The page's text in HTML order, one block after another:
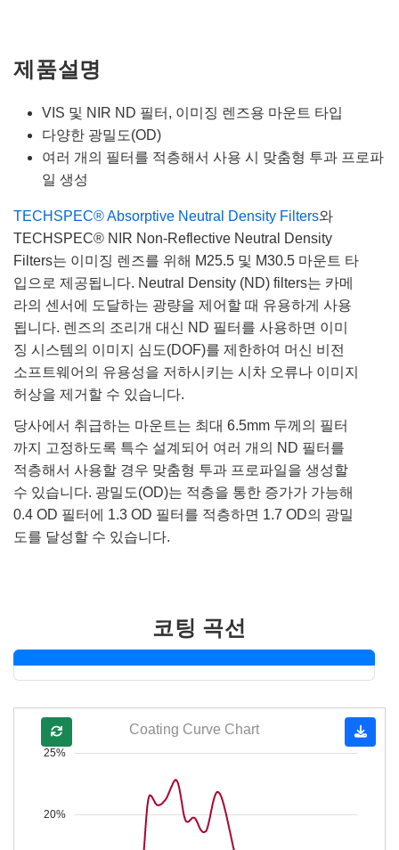
제품설명
VIS 및 NIR ND 필터, 이미징 렌즈용 마운트 타입
다양한 광밀도(OD)
여러 개의 필터를 적층해서 사용 시 맞춤형 투과 프로파
일 생성
TECHSPEC® Absorptive Neutral Density Filters와
TECHSPEC® NIR Non-Reflective Neutral Density
Filters는 이미징 렌즈를 위해 M25.5 및 M30.5 마운트 타
입으로 제공됩니다. Neutral Density (ND) filters는 카메
라의 센서에 도달하는 광량을 제어할 때 유용하게 사용
됩니다. 렌즈의 조리개 대신 ND 필터를 사용하면 이미
징 시스템의 이미지 심도(DOF)를 제한하여 머신 비전
소프트웨어의 유용성을 저하시키는 시차 오류나 이미지
허상을 제거할 수 있습니다.
당사에서 취급하는 마운트는 최대 6.5mm 두께의 필터
까지 고정하도록 특수 설계되어 여러 개의 ND 필터를
적층해서 사용할 경우 맞춤형 투과 프로파일을 생성할
수 있습니다. 광밀도(OD)는 적층을 통한 증가가 가능해
0.4 OD 필터에 1.3 OD 필터를 적층하면 1.7 OD의 광밀
도를 달성할 수 있습니다.
코팅 곡선
20%
25%
Coating Curve Chart